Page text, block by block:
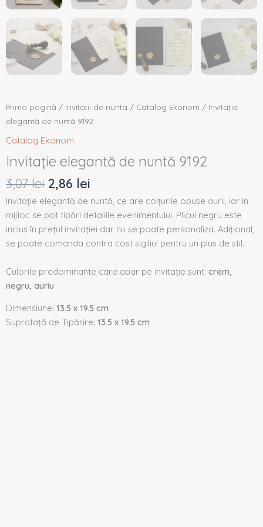
Prima pagină / Invitatii de nunta / Catalog Ekonom / Invitație
elegantă de nuntă 9192
Catalog Ekonom
Invitație elegantă de nuntă 9192
3,07lei 2,86 lei
Invitație elegantă de nuntă, ce are colțurile opuse aurii, iar in
mijloc se pot tipări detaliile evenimentului. Plicul negru este
inclus în prețul invitației dar nu se poate personaliza. Adițional,
se poate comanda contra cost sigiliul pentru un plus de stil.
Culorile predominante care apar pe invitație sunt: crem,
negru, auriu
Dimensiune: 13.5 x 19.5 cm
Suprafață de Tipărire: 13.5 x 19.5 cm